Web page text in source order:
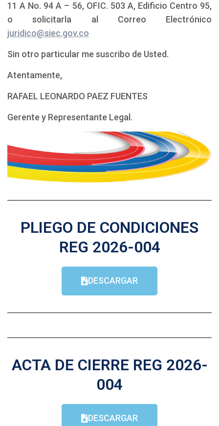
11 A No. 94 A – 56, OFIC. 503 A, Edificio Centro 95,
o solicitarla al Correo Electrónico
juridico@siec.gov.co
Sin otro particular me suscribo de Usted.
Atentamente,
RAFAEL LEONARDO PAEZ FUENTES
Gerente y Representante Legal.
PLIEGO DE CONDICIONES
REG 2026-004
DESCARGAR
ACTA DE CIERRE REG 2026-
004
DESCARGAR